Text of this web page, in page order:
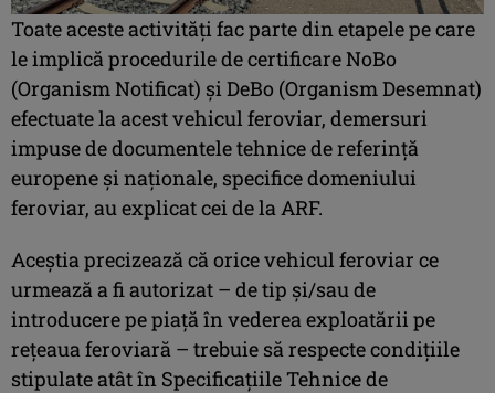
Toate aceste activități fac parte din etapele pe care
le implică procedurile de certificare NoBo
(Organism Notificat) și DeBo (Organism Desemnat)
efectuate la acest vehicul feroviar, demersuri
impuse de documentele tehnice de referință
europene și naționale, specifice domeniului
feroviar, au explicat cei de la ARF.
Aceștia precizează că orice vehicul feroviar ce
urmează a fi autorizat – de tip și/sau de
introducere pe piață în vederea exploatării pe
rețeaua feroviară – trebuie să respecte condițiile
stipulate atât în Specificațiile Tehnice de